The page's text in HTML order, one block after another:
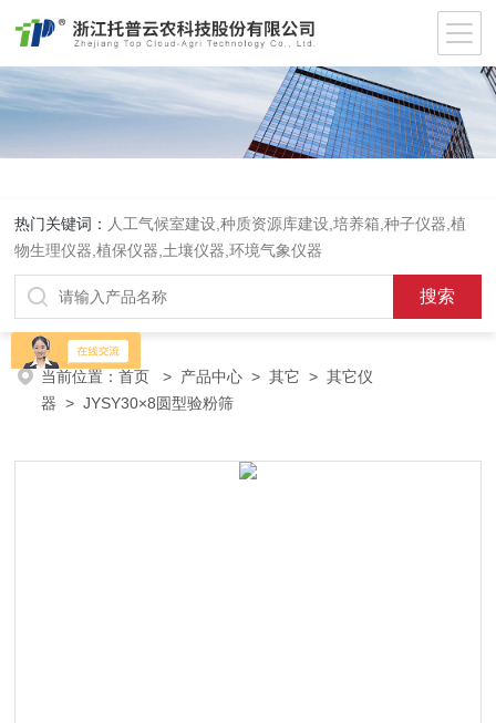
热门关键词： 人工气候室建设,种质资源库建设,培养箱,种子仪器,植
物生理仪器,植保仪器,土壤仪器,环境气象仪器
当前位置：首页 > 产品中心 >其它 >其它仪
器 > JYSY30×8圆型验粉筛